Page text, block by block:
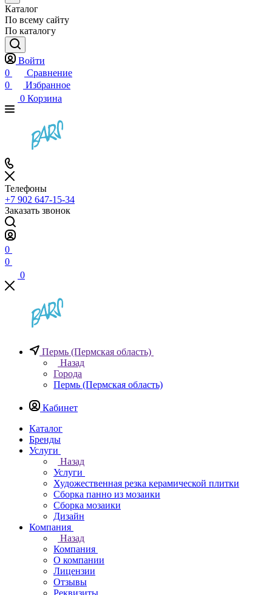
Каталог
По всему сайту
По каталогу
Войти
0
Сравнение
0
Избранное
0 Корзина
Телефоны
+7 902 647-15-34
Заказать звонок
0
0
0
Пермь (Пермская область)
Назад
Города
Пермь (Пермская область)
Кабинет
Каталог
Бренды
Услуги
Назад
Услуги
Художественная резка керамической плитки
Сборка панно из мозаики
Сборка мозаики
Дизайн
Компания
Назад
Компания
О компании
Лицензии
Отзывы
Реквизиты